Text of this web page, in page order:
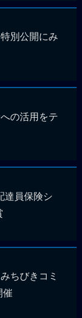
別公開にみ
の活用をテ
達員保険シ
ちびきコミ
催